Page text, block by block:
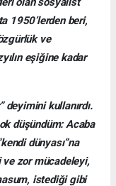
1950’lerden beri,
ve
eşiğine kadar
deyimini kullanırdı.
düşündüm: Acaba
dünyası”na
ve zor mücadeleyi,
istediği gibi